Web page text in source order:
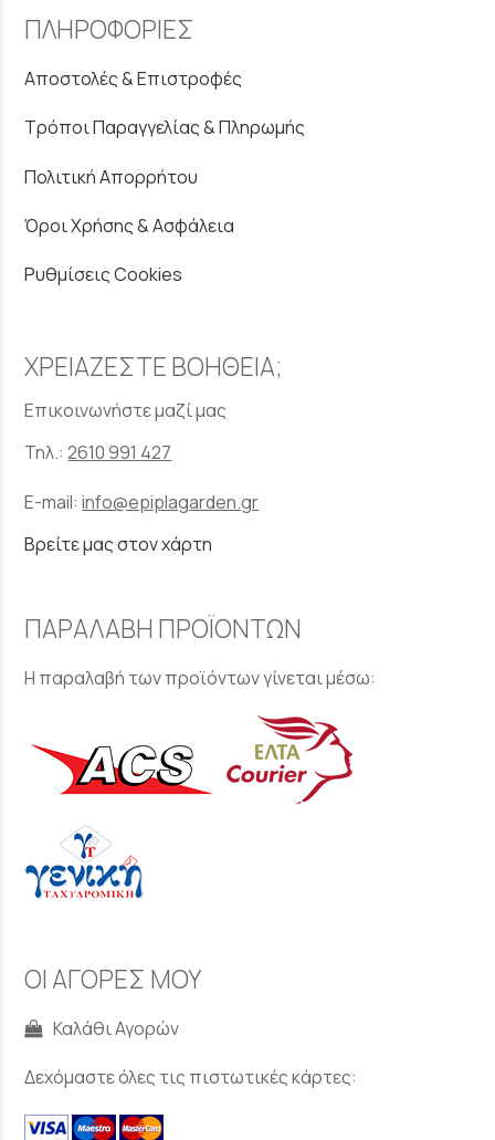
ΠΛΗΡΟΦΟΡΙΕΣ
Αποστολές & Επιστροφές
Τρόποι Παραγγελίας & Πληρωμής
Πολιτική Απορρήτου
Όροι Χρήσης & Ασφάλεια
Ρυθμίσεις Cookies
ΧΡΕΙΑΖΕΣΤΕ ΒΟΗΘΕΙΑ;
Επικοινωνήστε μαζί μας
Τηλ.:2610 991 427
E-mail:info@epiplagarden.gr
Βρείτε μας στον χάρτη
ΠΑΡΑΛΑΒΗ ΠΡΟΪΟΝΤΩΝ
Η παραλαβή των προϊόντων γίνεται μέσω:
ΟΙ ΑΓΟΡΕΣ ΜΟΥ
Καλάθι Αγορών
Δεχόμαστε όλες τις πιστωτικές κάρτες: